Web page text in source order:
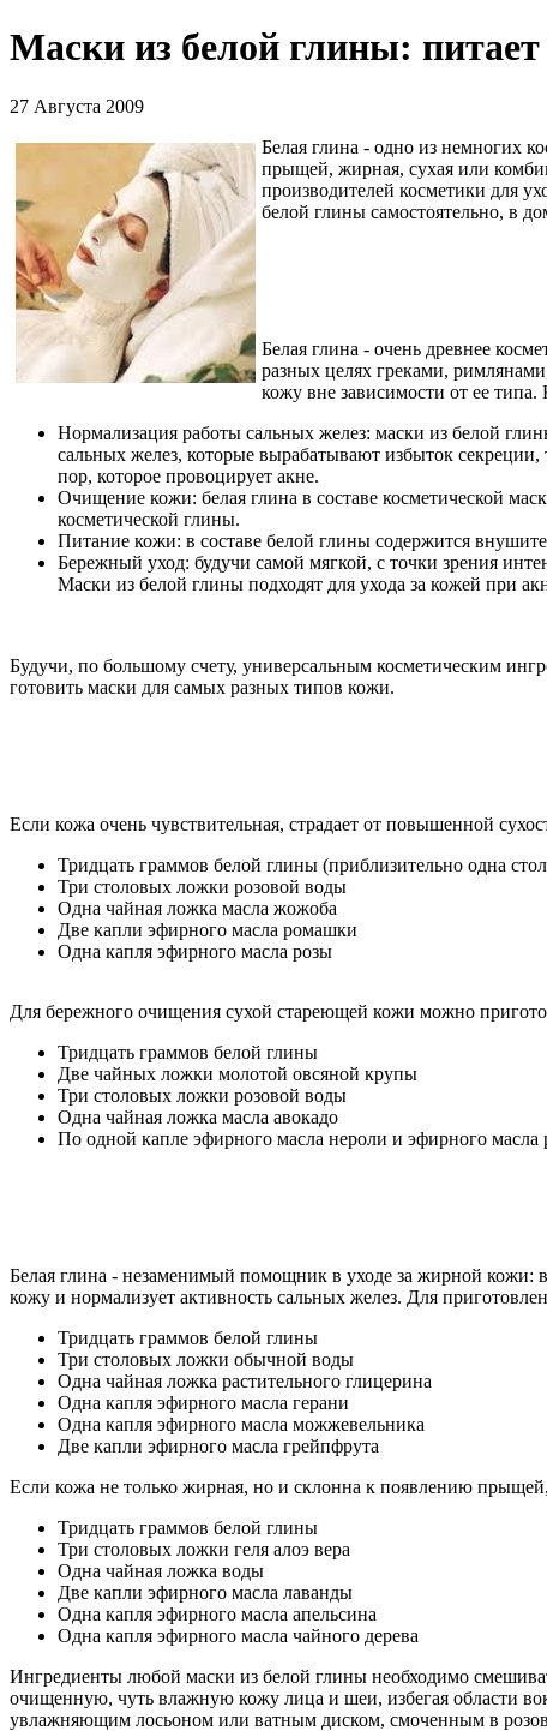
Маски из белой глины: питает
27 Августа 2009
Белая глина - одно из немногих
прыщей, жирная, сухая или
производителей косметики для
белой глины самостоятельно, в
Белая глина - очень древнее
разных целях греками,
кожу вне зависимости от ее
Нормализация работы сальных желез: маски из белой
сальных желез, которые вырабатывают избыток секреции,
пор, которое провоцирует акне.
Очищение кожи: белая глина в составе косметической
косметической глины.
Питание кожи: в составе белой глины содержится
Бережный уход: будучи самой мягкой, с точки зрения
Маски из белой глины подходят для ухода за кожей при
Будучи, по большому счету, универсальным косметическим
готовить маски для самых разных типов кожи.
Если кожа очень чувствительная, страдает от повышенной
Тридцать граммов белой глины (приблизительно одна
Три столовых ложки розовой воды
Одна чайная ложка масла жожоба
Две капли эфирного масла ромашки
Одна капля эфирного масла розы
Для бережного очищения сухой стареющей кожи можно
Тридцать граммов белой глины
Две чайных ложки молотой овсяной крупы
Три столовых ложки розовой воды
Одна чайная ложка масла авокадо
По одной капле эфирного масла нероли и эфирного масла
Белая глина - незаменимый помощник в уходе за жирной кожи:
кожу и нормализует активность сальных желез. Для
Тридцать граммов белой глины
Три столовых ложки обычной воды
Одна чайная ложка растительного глицерина
Одна капля эфирного масла герани
Одна капля эфирного масла можжевельника
Две капли эфирного масла грейпфрута
Если кожа не только жирная, но и склонна к появлению
Тридцать граммов белой глины
Три столовых ложки геля алоэ вера
Одна чайная ложка воды
Две капли эфирного масла лаванды
Одна капля эфирного масла апельсина
Одна капля эфирного масла чайного дерева
Ингредиенты любой маски из белой глины необходимо
очищенную, чуть влажную кожу лица и шеи, избегая области
увлажняющим лосьоном или ватным диском, смоченным в